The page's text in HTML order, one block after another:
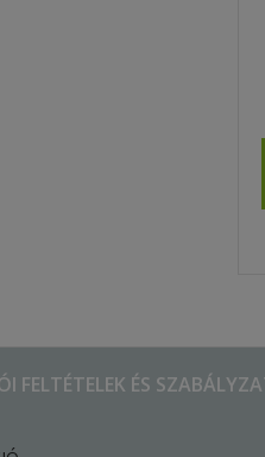
FELTÉTELEK ÉS